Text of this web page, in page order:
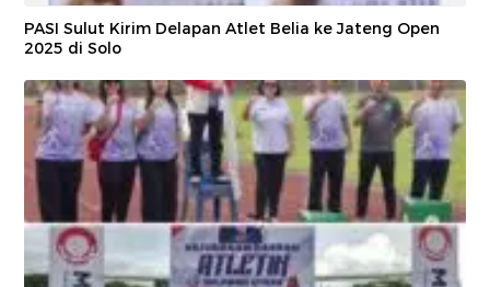
PASI Sulut Kirim Delapan Atlet Belia ke Jateng Open
2025 di Solo